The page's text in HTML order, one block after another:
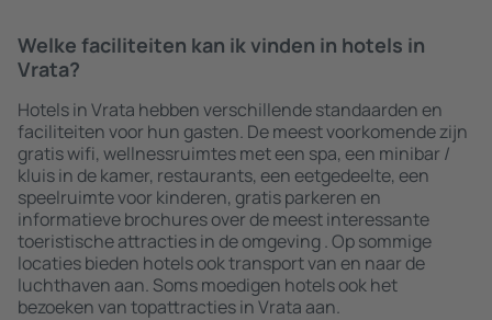
Welke faciliteiten kan ik vinden in hotels in
Vrata?
Hotels in Vrata hebben verschillende standaarden en
faciliteiten voor hun gasten. De meest voorkomende zijn
gratis wifi, wellnessruimtes met een spa, een minibar /
kluis in de kamer, restaurants, een eetgedeelte, een
speelruimte voor kinderen, gratis parkeren en
informatieve brochures over de meest interessante
toeristische attracties in de omgeving . Op sommige
locaties bieden hotels ook transport van en naar de
luchthaven aan. Soms moedigen hotels ook het
bezoeken van topattracties in Vrata aan.